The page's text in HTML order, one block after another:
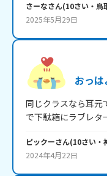
さーなさん(10さい・ 鳥
2025年5月29日
おっは
同じクラスなら耳元
で下駄箱にラブレタ
ピックーさん(10さい・
2024年4月22日